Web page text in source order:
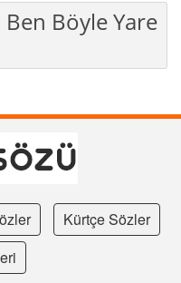
Ben Böyle Yare
Kürtçe Sözler